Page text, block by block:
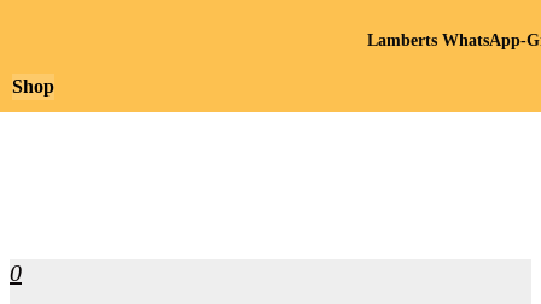
0
Shop
Lamberts WhatsApp-